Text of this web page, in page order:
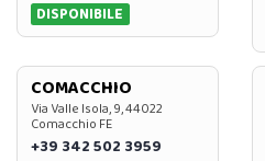
DISPONIBILE
COMACCHIO
Via Valle Isola, 9, 44022
Comacchio FE
+39 342 502 3959